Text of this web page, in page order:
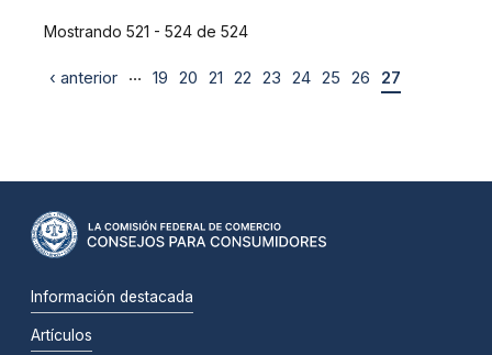
Mostrando 521 - 524 de 524
‹ anterior … 19 20 21 22 23 24 25 26 27
Información destacada
Artículos